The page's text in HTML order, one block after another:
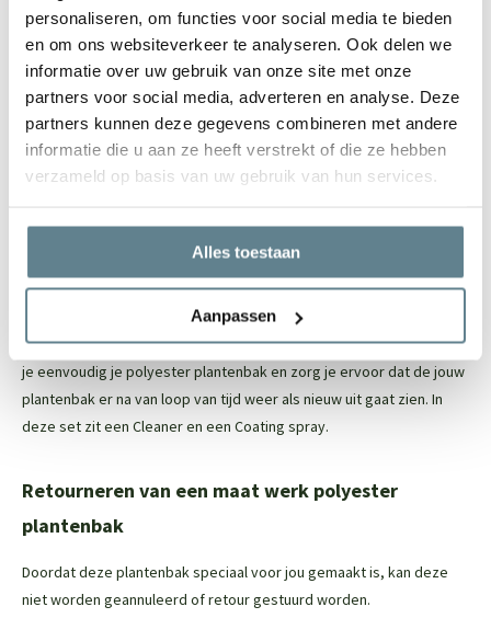
personaliseren, om functies voor social media te bieden
en om ons websiteverkeer te analyseren. Ook delen we
informatie over uw gebruik van onze site met onze
partners voor social media, adverteren en analyse. Deze
partners kunnen deze gegevens combineren met andere
informatie die u aan ze heeft verstrekt of die ze hebben
verzameld op basis van uw gebruik van hun services.
Alles toestaan
Aanpassen
isolatiemateriaal. Dit beschermt de wortels van de beplanting
Door het materiaal is het een lichtgewicht plantenbak
De plantenbak heeft een robuuste uitstraling en een mooie
randafwerking
Door en door gekleurd, ruime keuze uit ral kleuren
Vele maatwerk opties mogelijk
Let op: de onderkant van de polyester plantenbak is niet (netjes)
Eenvoudig onderhoud
Om de polyester plantenbak zo stralend mogelijk te houden, raden
we aan om derecovery packagete gebruiken. Met deze set reinig
je eenvoudig je polyester plantenbak en zorg je ervoor dat de jouw
plantenbak er na van loop van tijd weer als nieuw uit gaat zien. In
deze set zit een Cleaneren een Coating spray.
Retourneren van een maat werk polyester
plantenbak
Doordat deze plantenbak speciaal voor jou gemaakt is, kan deze
niet worden geannuleerd of retour gestuurd worden.